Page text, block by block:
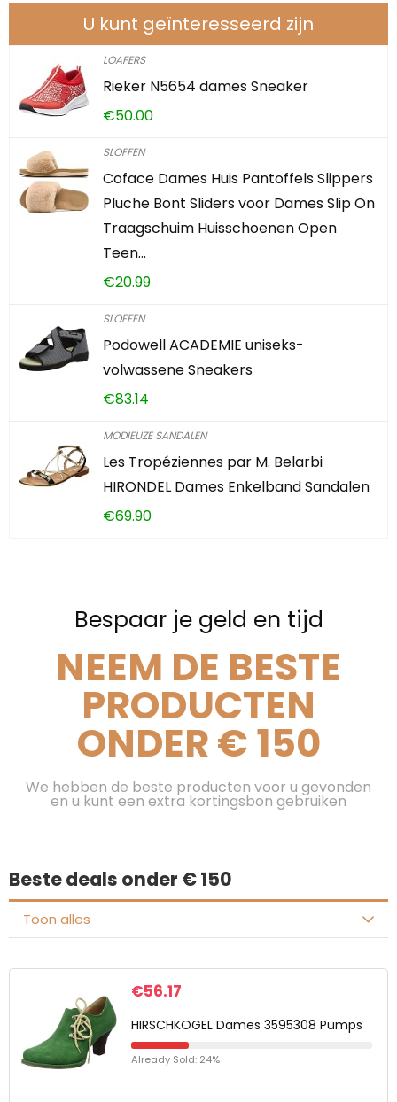
U kunt geïnteresseerd zijn
LOAFERS
Rieker N5654 dames Sneaker
€50.00
SLOFFEN
Coface Dames Huis Pantoffels Slippers
Pluche Bont Sliders voor Dames Slip On
Traagschuim Huisschoenen Open
Teen…
€20.99
SLOFFEN
Podowell ACADEMIE uniseks-
volwassene Sneakers
€83.14
MODIEUZE SANDALEN
Les Tropéziennes par M. Belarbi
HIRONDEL Dames Enkelband Sandalen
€69.90
Bespaar je geld en tijd
NEEM DE BESTE
PRODUCTEN
ONDER € 150
We hebben de beste producten voor u gevonden
en u kunt een extra kortingsbon gebruiken
Beste deals onder € 150
Toon alles
€56.17
HIRSCHKOGEL Dames 3595308 Pumps
Already Sold: 24%